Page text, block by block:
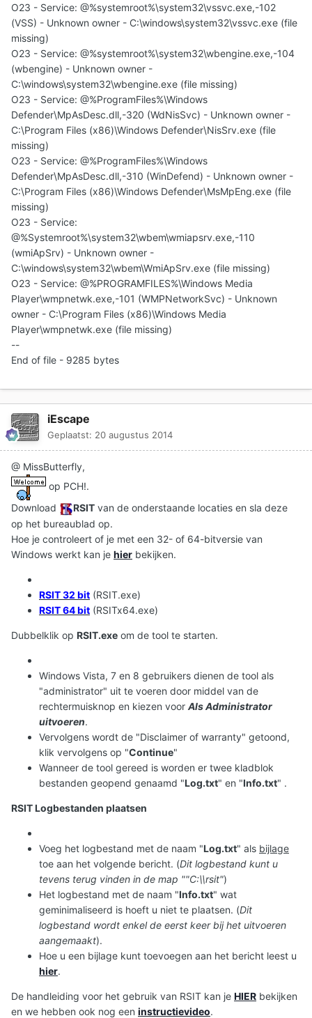
O23 - Service: @%systemroot%\system32\vssvc.exe,-102
(VSS) - Unknown owner - C:\windows\system32\vssvc.exe (file
missing)
O23 - Service: @%systemroot%\system32\wbengine.exe,-104
(wbengine) - Unknown owner -
C:\windows\system32\wbengine.exe (file missing)
O23 - Service: @%ProgramFiles%\Windows
Defender\MpAsDesc.dll,-320 (WdNisSvc) - Unknown owner -
C:\Program Files (x86)\Windows Defender\NisSrv.exe (file
missing)
O23 - Service: @%ProgramFiles%\Windows
Defender\MpAsDesc.dll,-310 (WinDefend) - Unknown owner -
C:\Program Files (x86)\Windows Defender\MsMpEng.exe (file
missing)
O23 - Service:
@%Systemroot%\system32\wbem\wmiapsrv.exe,-110
(wmiApSrv) - Unknown owner -
C:\windows\system32\wbem\WmiApSrv.exe (file missing)
O23 - Service: @%PROGRAMFILES%\Windows Media
Player\wmpnetwk.exe,-101 (WMPNetworkSvc) - Unknown
owner - C:\Program Files (x86)\Windows Media
Player\wmpnetwk.exe (file missing)
--
End of file - 9285 bytes
iEscape
Geplaatst: 20 augustus 2014
@ MissButterfly,
op PCH!.
Download
RSIT van de onderstaande locaties en sla deze
op het bureaublad op.
Hoe je controleert of je met een 32- of 64-bitversie van
Windows werkt kan je hier bekijken.
RSIT 32 bit (RSIT.exe)
RSIT 64 bit (RSITx64.exe)
Dubbelklik op RSIT.exe om de tool te starten.
Windows Vista, 7 en 8 gebruikers dienen de tool als
"administrator" uit te voeren door middel van de
rechtermuisknop en kiezen voor Als Administrator
uitvoeren.
Vervolgens wordt de "Disclaimer of warranty" getoond,
klik vervolgens op "Continue"
Wanneer de tool gereed is worden er twee kladblok
bestanden geopend genaamd "Log.txt" en "Info.txt" .
RSIT Logbestanden plaatsen
Voeg het logbestand met de naam "Log.txt" als bijlage
toe aan het volgende bericht. (Dit logbestand kunt u
tevens terug vinden in de map ""C:\\rsit")
Het logbestand met de naam "Info.txt" wat
geminimaliseerd is hoeft u niet te plaatsen. (Dit
logbestand wordt enkel de eerst keer bij het uitvoeren
aangemaakt).
Hoe u een bijlage kunt toevoegen aan het bericht leest u
hier.
De handleiding voor het gebruik van RSIT kan je HIER bekijken
en we hebben ook nog een instructievideo.